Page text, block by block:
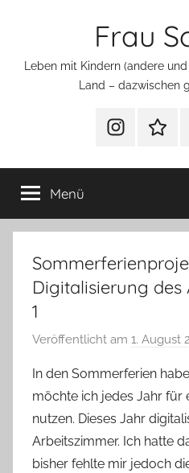
Frau
Leben mit Kindern (andere
Land – dazwischen
Menüeintrag
Menü
Digitalisierung des
1
Veröffentlicht am 1. August
In den Sommerferien
möchte ich jedes Jahr für
nutzen. Dieses Jahr
Arbeitszimmer. Ich hatte
bisher fehlte mir jedoch